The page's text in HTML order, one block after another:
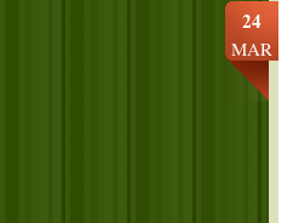
24
MAR